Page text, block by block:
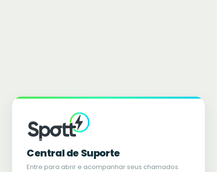
Central de Suporte
Entre para abrir e acompanhar seus chamados.